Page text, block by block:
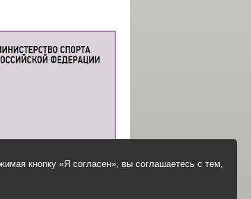
кнопку «Я согласен», вы соглашаетесь с тем,